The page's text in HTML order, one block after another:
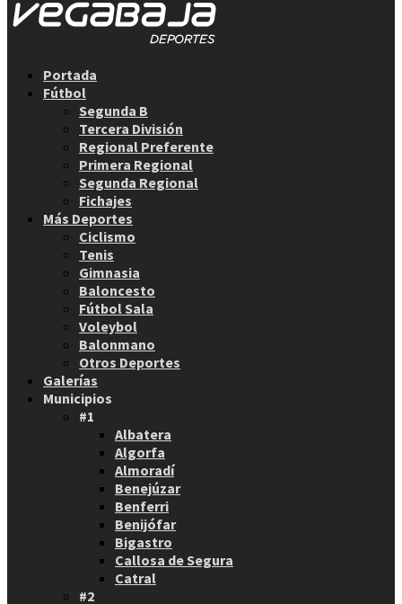
Portada
Fútbol
Segunda B
Tercera División
Regional Preferente
Primera Regional
Segunda Regional
Fichajes
Más Deportes
Ciclismo
Tenis
Gimnasia
Baloncesto
Fútbol Sala
Voleybol
Balonmano
Otros Deportes
Galerías
Municipios
#1
Albatera
Algorfa
Almoradí
Benejúzar
Benferri
Benijófar
Bigastro
Callosa de Segura
Catral
#2